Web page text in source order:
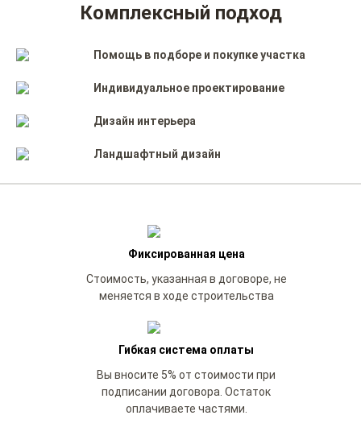
Комплексный подход
Помощь в подборе и покупке участка
Индивидуальное проектирование
Дизайн интерьера
Ландшафтный дизайн
Фиксированная цена
Стоимость, указанная в договоре, не
меняется в ходе строительства
Гибкая система оплаты
Вы вносите 5% от стоимости при
подписании договора. Остаток
оплачиваете частями.